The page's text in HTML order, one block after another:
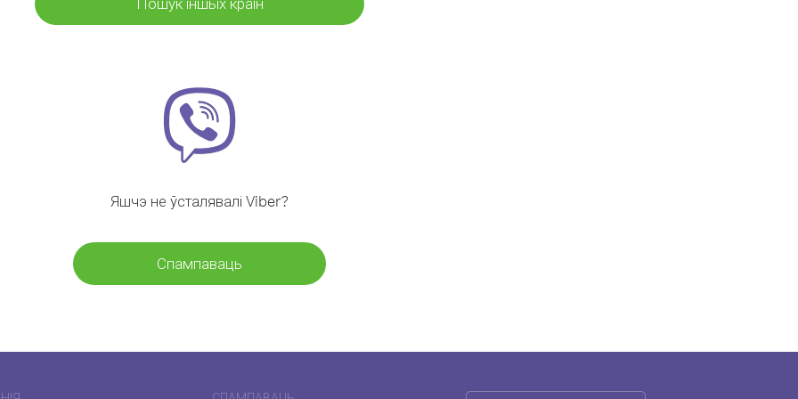
Яшчэ не ўсталявалі Viber?
Спампаваць